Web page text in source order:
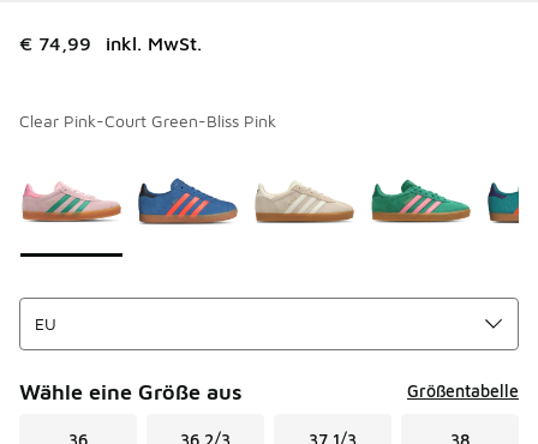
€ 74,99 inkl. MwSt.
Clear Pink-Court Green-Bliss Pink
Wähle eine Größe aus Größentabelle
36 36 2/3 37 1/3 38